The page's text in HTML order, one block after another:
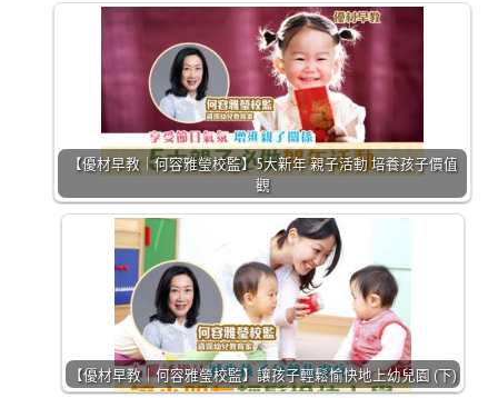
【優材早教｜何容雅瑩校監】5大新年 親子活動 培養孩子價值
觀
【優材早教｜何容雅瑩校監】讓孩子輕鬆愉快地上幼兒園 (下)